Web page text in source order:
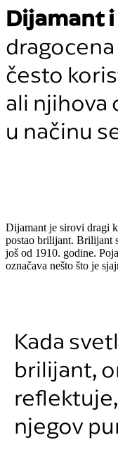
Dijamant
često
ali njihova
u načinu
Dijamant je sirovi dragi
postao brilijant. Brilijant
još od 1910. godine.
označava nešto što je
Kada
brilijant,
njegov